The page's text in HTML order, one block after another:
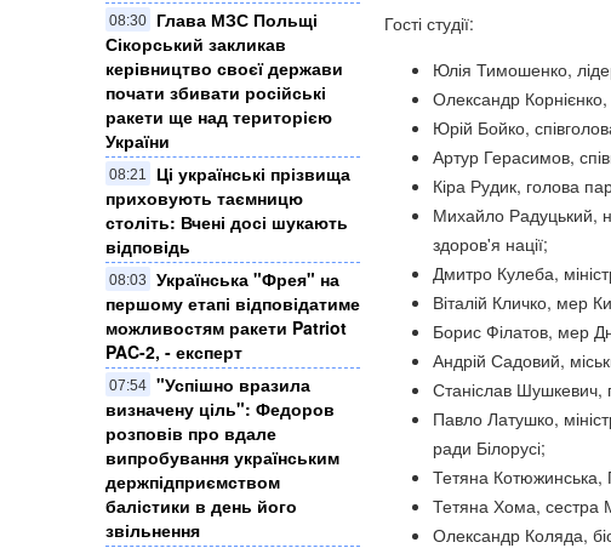
08:30
Глава МЗС Польщі
Сікорський закликав
керівництво своєї держави
почати збивати російські
ракети ще над територією
України
08:21
Ці українські прізвища
приховують таємницю
століть: Вчені досі шукають
відповідь
08:03
Українська "Фрея" на
першому етапі відповідатиме
можливостям ракети Patriot
PAC-2, - експерт
07:54 "Успішно вразила
визначену ціль": Федоров
розповів про вдале
випробування українським
держпідприємством
балістики в день його
звільнення
Гості студії:
Юлія Тимошенко,
Олександр
Юрій Бойко,
Артур Герасимов,
Кіра Рудик, голова
Михайло Радуцький,
здоров'я нації;
Дмитро Кулеба,
Віталій Кличко, мер
Борис Філатов, мер
Андрій Садовий,
Станіслав Шушкевич,
Павло Латушко,
ради Білорусі;
Тетяна Котюжинська,
Тетяна Хома, сестра
Олександр Коляда,